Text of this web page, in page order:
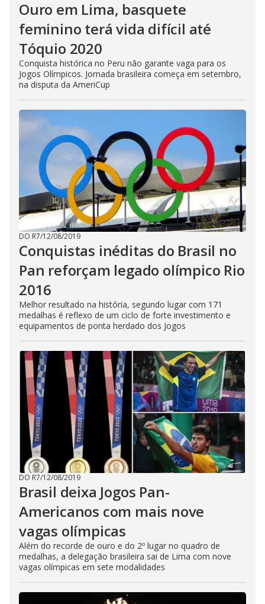
Ouro em Lima, basquete
feminino terá vida difícil até
Tóquio 2020
Conquista histórica no Peru não garante vaga para os
Jogos Olímpicos. Jornada brasileira começa em setembro,
na disputa da AmeriCup
DO R7/12/08/2019
Conquistas inéditas do Brasil no
Pan reforçam legado olímpico Rio
2016
Melhor resultado na história, segundo lugar com 171
medalhas é reflexo de um ciclo de forte investimento e
equipamentos de ponta herdado dos Jogos
DO R7/12/08/2019
Brasil deixa Jogos Pan-
Americanos com mais nove
vagas olímpicas
Além do recorde de ouro e do 2º lugar no quadro de
medalhas, a delegação brasileira sai de Lima com nove
vagas olímpicas em sete modalidades